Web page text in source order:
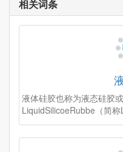
相关词条
液体硅胶也称为液态硅胶
LiquidSilicoeRubbe（简